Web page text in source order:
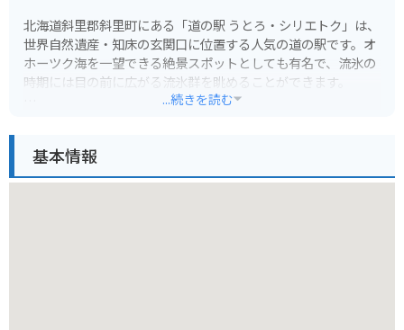
北海道斜里郡斜里町にある「道の駅 うとろ・シリエトク」は、
世界自然遺産・知床の玄関口に位置する人気の道の駅です。オ
ホーツク海を一望できる絶景スポットとしても有名で、流氷の
時期には目の前に広がる流氷群を眺めることができます。
知床ならではの食材を使ったお土産を楽しむことができます。
また、隣接する「ウトロ温泉 シーサイドホテル」には日帰り入
...続きを読む
基本情報